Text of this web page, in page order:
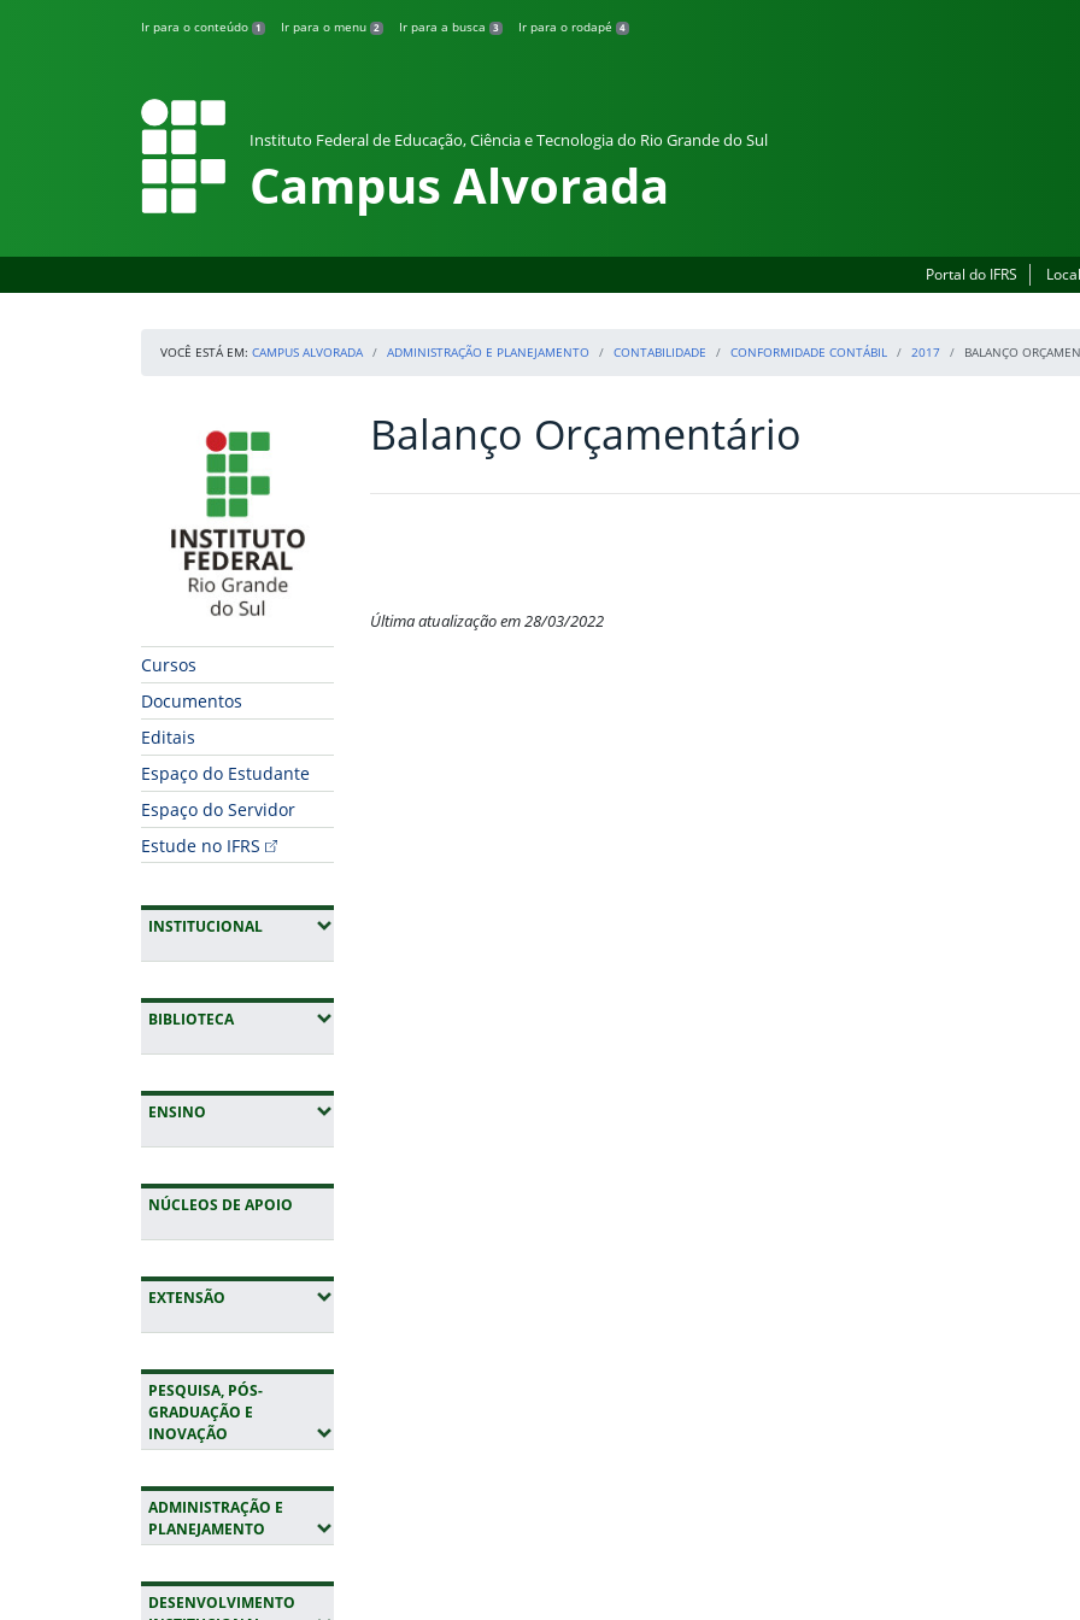
Ir para o conteúdo 1 Ir para o menu 2 Ir para a busca 3 Ir para o rodapé 4
Instituto Federal de Educação, Ciência e Tecnologia do Rio Grande do Sul
Campus Alvorada
Portal do IFRS
VOCÊ ESTÁ EM: CAMPUS ALVORADA ADMINISTRAÇÃO E PLANEJAMENTO CONTABILIDADE CONFORMIDADE CONTÁBIL 2017 BALANÇO
Início da navegação
Cursos
Documentos
Editais
Espaço do Estudante
Espaço do Servidor
Estude no IFRS
INSTITUCIONAL(EXPANDIR SUBMENUS)
BIBLIOTECA(EXPANDIR SUBMENUS)
ENSINO (EXPANDIR SUBMENUS)
NÚCLEOS DE APOIO
EXTENSÃO (EXPANDIR SUBMENUS)
PESQUISA, PÓS-
GRADUAÇÃO E
INOVAÇÃO (EXPANDIR SUBMENUS)
ADMINISTRAÇÃO E
PLANEJAMENTO (EXPANDIR SUBMENUS)
DESENVOLVIMENTO
Início do conteúdo
Balanço Orçamentário
Última atualização em 28/03/2022